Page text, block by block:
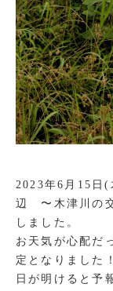
2023年6月15日(
辺 〜木津川の
しました。
お天気が心配だ
定となりました！
日が明けると予